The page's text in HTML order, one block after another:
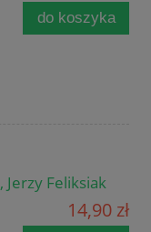
do koszyka
Feliksiak
14,90 zł